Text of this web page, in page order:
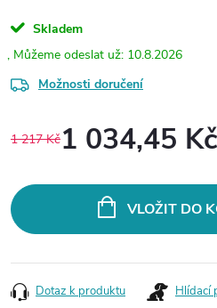
Skladem
10.8.2026
Možnosti doručení
1 217 Kč1 034,45 Kč
VLOŽIT DO
Dotaz k produktu Hlídací